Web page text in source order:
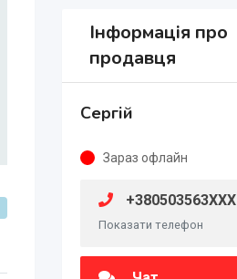
Інформація про
продавця
Сергій
Зараз офлайн
+380503563XXX
Показати телефон